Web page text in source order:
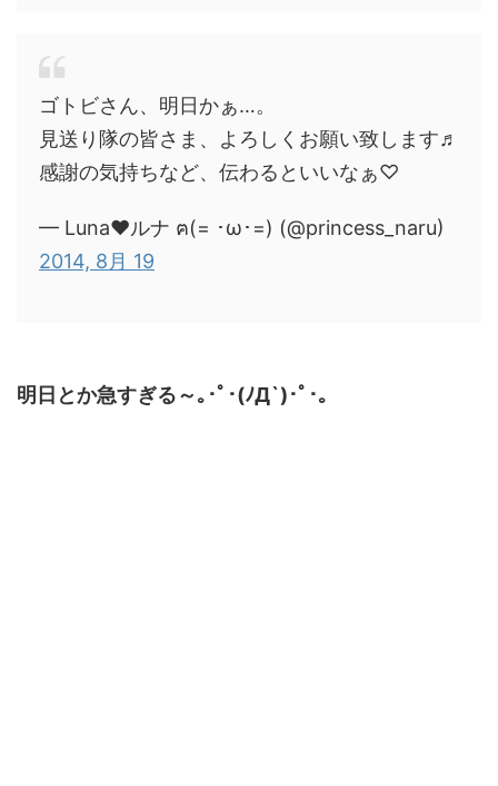
ゴトビさん、明日かぁ…。
見送り隊の皆さま、よろしくお願い致します♬
感謝の気持ちなど、伝わるといいなぁ♡
— Luna♥ルナ ฅ(= ･ω･=) (@princess_naru)
2014, 8月 19
明日とか急すぎる～｡･ﾟ･(ﾉД`)･ﾟ･｡